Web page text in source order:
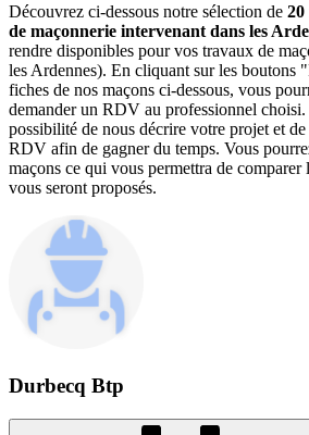
Découvrez ci-dessous notre sélection de 20
de maçonnerie intervenant dans les
rendre disponibles pour vos travaux de
les Ardennes). En cliquant sur les boutons
fiches de nos maçons ci-dessous, vous
demander un RDV au professionnel choisi.
possibilité de nous décrire votre projet et
RDV afin de gagner du temps. Vous
maçons ce qui vous permettra de comparer
vous seront proposés.
Durbecq Btp